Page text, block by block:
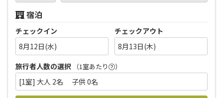
宿泊
チェックイン
8月12日(水)
チェックアウト
8月13日(木)
旅行者人数の選択
（1室あたり ）
[1室] 大人 2名 子供 0名